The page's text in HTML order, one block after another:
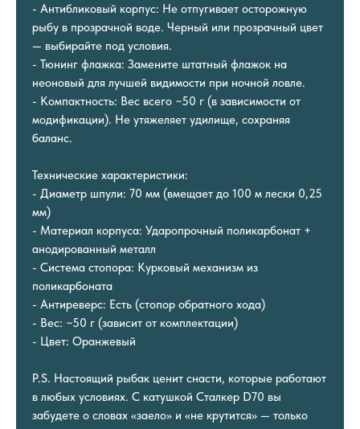
- Антибликовый корпус: Не отпугивает осторожную
рыбу в прозрачной воде. Черный или прозрачный цвет
— выбирайте под условия.
- Тюнинг флажка: Замените штатный флажок на
неоновый для лучшей видимости при ночной ловле.
- Компактность: Вес всего ~50 г (в зависимости от
модификации). Не утяжеляет удилище, сохраняя
баланс.
Технические характеристики:
- Диаметр шпули: 70 мм (вмещает до 100 м лески 0,25
мм)
- Материал корпуса: Ударопрочный поликарбонат +
анодированный металл
- Система стопора: Курковый механизм из
поликарбоната
- Антиреверс: Есть (стопор обратного хода)
- Вес: ~50 г (зависит от комплектации)
- Цвет: Оранжевый
P.S. Настоящий рыбак ценит снасти, которые работают
в любых условиях. С катушкой Сталкер D70 вы
забудете о словах «заело» и «не крутится» — только